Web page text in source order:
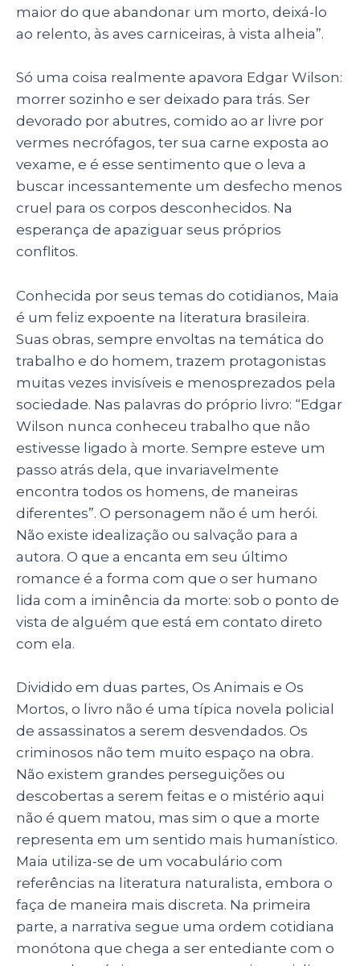
maior do que abandonar um morto, deixá-lo
ao relento, às aves carniceiras, à vista alheia”.
Só uma coisa realmente apavora Edgar Wilson:
morrer sozinho e ser deixado para trás. Ser
devorado por abutres, comido ao ar livre por
vermes necrófagos, ter sua carne exposta ao
vexame, e é esse sentimento que o leva a
buscar incessantemente um desfecho menos
cruel para os corpos desconhecidos. Na
esperança de apaziguar seus próprios
conflitos.
Conhecida por seus temas do cotidianos, Maia
é um feliz expoente na literatura brasileira.
Suas obras, sempre envoltas na temática do
trabalho e do homem, trazem protagonistas
muitas vezes invisíveis e menosprezados pela
sociedade. Nas palavras do próprio livro: “Edgar
Wilson nunca conheceu trabalho que não
estivesse ligado à morte. Sempre esteve um
passo atrás dela, que invariavelmente
encontra todos os homens, de maneiras
diferentes”. O personagem não é um herói.
Não existe idealização ou salvação para a
autora. O que a encanta em seu último
romance é a forma com que o ser humano
lida com a iminência da morte: sob o ponto de
vista de alguém que está em contato direto
com ela.
Dividido em duas partes, Os Animais e Os
Mortos, o livro não é uma típica novela policial
de assassinatos a serem desvendados. Os
criminosos não tem muito espaço na obra.
Não existem grandes perseguições ou
descobertas a serem feitas e o mistério aqui
não é quem matou, mas sim o que a morte
representa em um sentido mais humanístico.
Maia utiliza-se de um vocabulário com
referências na literatura naturalista, embora o
faça de maneira mais discreta. Na primeira
parte, a narrativa segue uma ordem cotidiana
monótona que chega a ser entediante com o